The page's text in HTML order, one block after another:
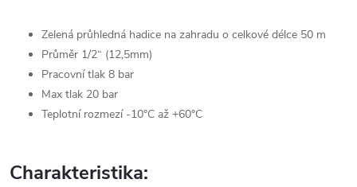
Zelená průhledná hadice na zahradu o celkové délce 50 m
Průměr 1/2“ (12,5mm)
Pracovní tlak 8 bar
Max tlak 20 bar
Teplotní rozmezí -10°C až +60°C
Charakteristika: